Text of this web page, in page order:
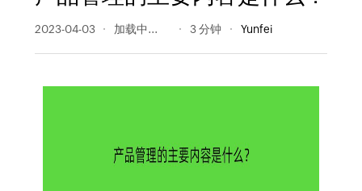
2023-04-03 436 阅读量 3 分钟 Yunfei